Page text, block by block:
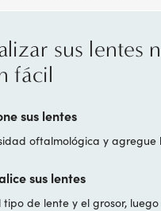
sus lentes
fácil
sus lentes
oftalmológica y agregue
sus lentes
tipo de lente y el grosor,